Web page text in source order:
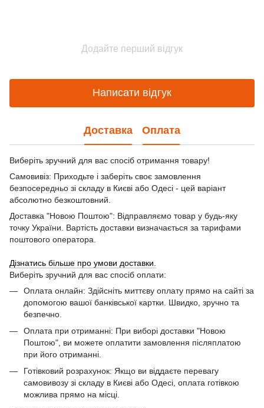
Додайте перший відгук
Написати відгук
Доставка Оплата
Виберіть зручний для вас спосіб отримання товару!
Самовивіз: Приходьте і заберіть своє замовлення
безпосередньо зі складу в Києві або Одесі - цей варіант
абсолютно безкоштовний.
Доставка "Новою Поштою": Відправляємо товар у будь-яку
точку України. Вартість доставки визначається за тарифами
поштового оператора.
Дізнатись більше про умови доставки.
Виберіть зручний для вас спосіб оплати:
Оплата онлайн: Здійсніть миттєву оплату прямо на сайті за
допомогою вашої банківської картки. Швидко, зручно та
безпечно.
Оплата при отриманні: При виборі доставки "Новою
Поштою", ви можете оплатити замовлення післяплатою
при його отриманні.
Готівковий розрахунок: Якщо ви віддаєте перевагу
самовивозу зі складу в Києві або Одесі, оплата готівкою
можлива прямо на місці.